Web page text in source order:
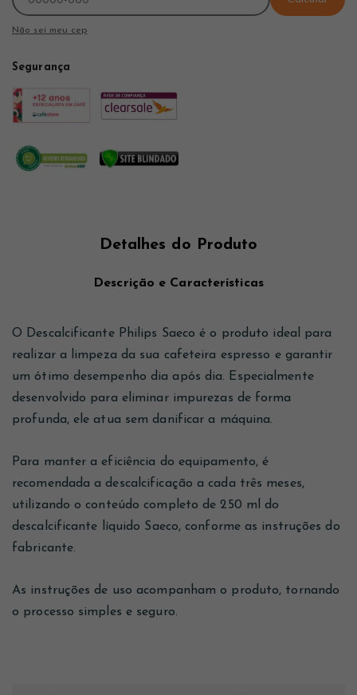
Não sei meu cep
Segurança
Detalhes do Produto
Descrição e Características
O Descalcificante Philips Saeco é o produto ideal para
realizar a limpeza da sua cafeteira espresso e garantir
um ótimo desempenho dia após dia. Especialmente
desenvolvido para eliminar impurezas de forma
profunda, ele atua sem danificar a máquina.
Para manter a eficiência do equipamento, é
recomendada a descalcificação a cada três meses,
utilizando o conteúdo completo de 250 ml do
descalcificante líquido Saeco, conforme as instruções do
fabricante.
As instruções de uso acompanham o produto, tornando
o processo simples e seguro.